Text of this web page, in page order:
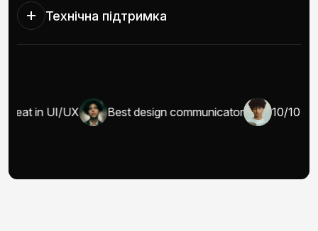
Технічна підтримка
in UI/UX Best design communicator 10/10